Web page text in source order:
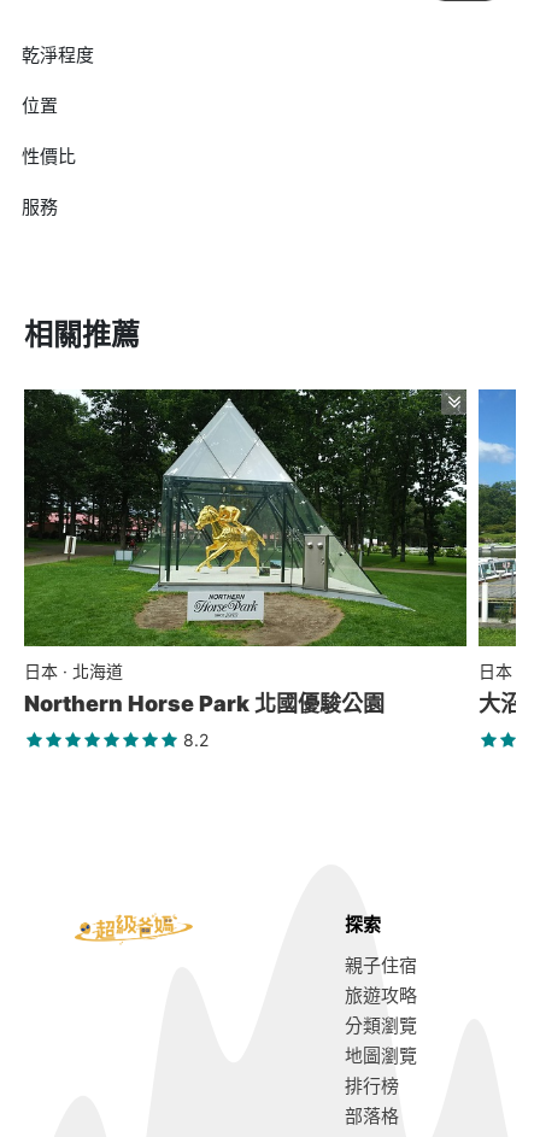
乾淨程度
位置
性價比
服務
相關推薦
日本 · 北海道
Northern Horse Park 北國優駿公園
8.2
日本 ·
大沼
探索
親子住宿
旅遊攻略
分類瀏覽
地圖瀏覽
排行榜
部落格